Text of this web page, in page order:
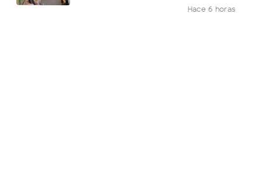
Hace 6 horas